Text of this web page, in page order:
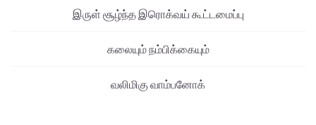
இருள் சூழ்ந்த இரொக்வய் கூட்டமைப்பு
கலையும் நம்பிக்கையும்
வலிமிகு வாம்பனோக்